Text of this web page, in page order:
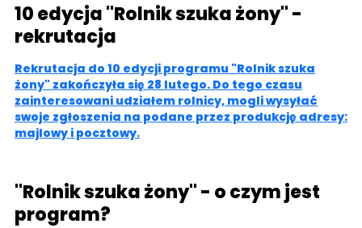
10 edycja "Rolnik szuka żony" -
rekrutacja
Rekrutacja do 10 edycji programu "Rolnik szuka
żony" zakończyła się 28 lutego. Do tego czasu
zainteresowani udziałem rolnicy, mogli wysyłać
swoje zgłoszenia na podane przez produkcję adresy:
majlowy i pocztowy.
"Rolnik szuka żony" - o czym jest
program?